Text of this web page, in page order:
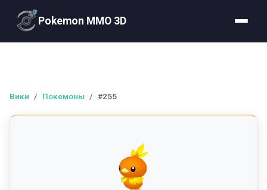
Pokemon MMO 3D
Вики / Покемоны / #255